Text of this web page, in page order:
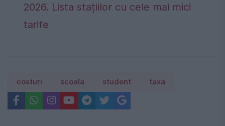
2026. Lista stațiilor cu cele mai mici
tarife
costuri scoala student taxa